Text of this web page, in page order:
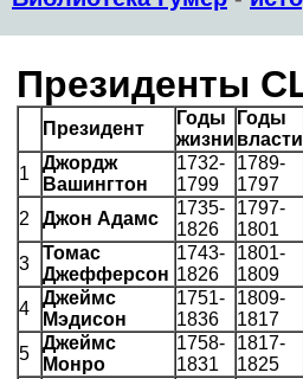
Президенты
Президент
Годы
жизни
Годы
власти
1
Джордж
Вашингтон
1732-
1799
1789-
1797
2 Джон Адамс
1735-
1826
1797-
1801
3
Томас
Джефферсон
1743-
1826
1801-
1809
4
Джеймс
Мэдисон
1751-
1836
1809-
1817
5
Джеймс
Монро
1758-
1831
1817-
1825